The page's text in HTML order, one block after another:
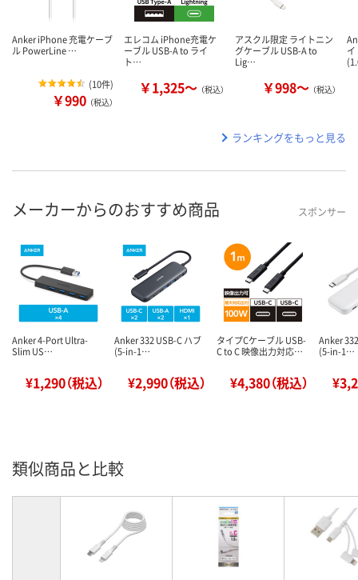
Anker iPhone 充電ケーブ
ル PowerLine …
(10件)
￥990 （税込）
エレコム iPhone充電ケ
ーブル USB-A to ライ
ト…
￥1,325～ （税込）
アスクル限定 ライトニン
グケーブル USB-A to
Lig…
￥998～ （税込）
ランキングをもっと見る
メーカーからのおすすめ商品 スポンサー
Anker 4-Port Ultra-
Slim US…
¥1,290（税込）
Anker 332 USB-C ハブ
(5-in-1…
¥2,990（税込）
タイプCケーブル USB-
C to C 映像出力対応…
¥4,380（税込）
Anker
(5-in-1…
類似商品と比較